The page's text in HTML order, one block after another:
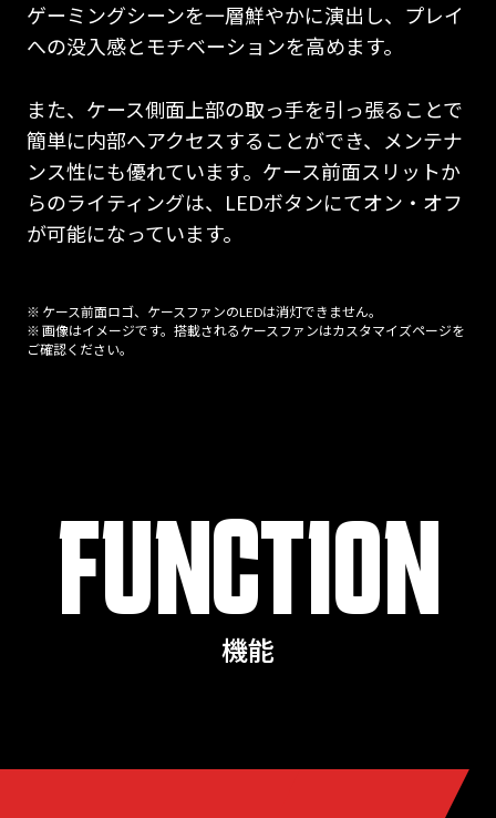
ゲーミングシーンを一層鮮やかに演出し、プレイ
への没入感とモチベーションを高めます。
また、ケース側面上部の取っ手を引っ張ることで
簡単に内部へアクセスすることができ、メンテナ
ンス性にも優れています。ケース前面スリットか
らのライティングは、LEDボタンにてオン・オフ
が可能になっています。
※ ケース前面ロゴ、ケースファンのLEDは消灯できません。
※ 画像はイメージです。搭載されるケースファンはカスタマイズページを
ご確認ください。
FUNCTION
機能